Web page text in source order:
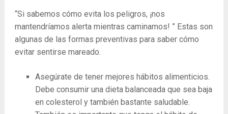
“Si sabemos cómo evita los peligros, ¡nos
mantendríamos alerta mientras caminamos! ” Estas son
algunas de las formas preventivas para saber cómo
evitar sentirse mareado.
Asegúrate de tener mejores hábitos alimenticios.
Debe consumir una dieta balanceada que sea baja
en colesterol y también bastante saludable.